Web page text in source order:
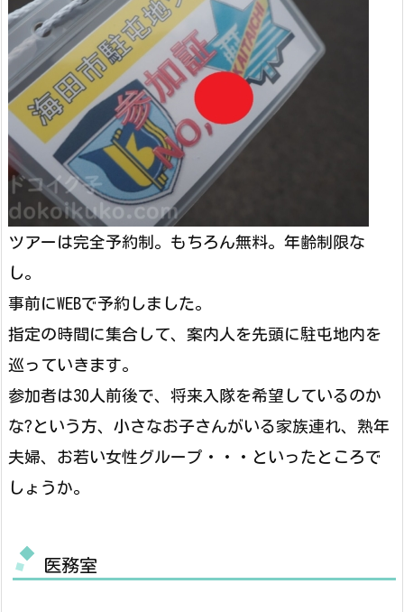
ツアーは完全予約制。もちろん無料。年齢制限な
し。
事前にWEBで予約しました。
指定の時間に集合して、案内人を先頭に駐屯地内を
巡っていきます。
参加者は30人前後で、将来入隊を希望しているのか
な?という方、小さなお子さんがいる家族連れ、熟年
夫婦、お若い女性グループ・・・といったところで
しょうか。
医務室